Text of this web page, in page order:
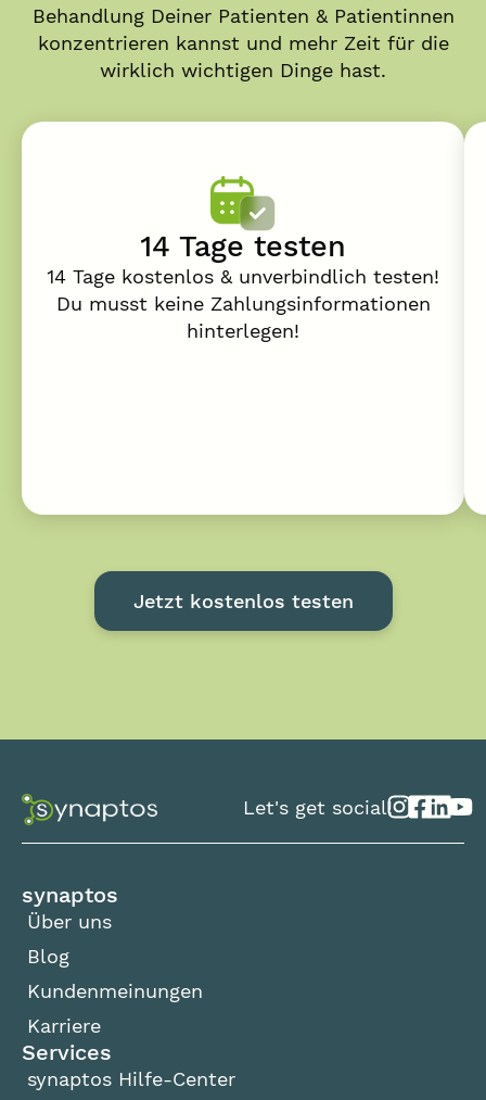
Behandlung Deiner Patienten & Patientinnen
konzentrieren kannst und mehr Zeit für die
wirklich wichtigen Dinge hast.
14 Tage testen
14 Tage kostenlos & unverbindlich testen!
Du musst keine Zahlungsinformationen
hinterlegen!
Jetzt kostenlos testen
Let's get social!
synaptos
Über uns
Blog
Kundenmeinungen
Karriere
Services
synaptos Hilfe-Center